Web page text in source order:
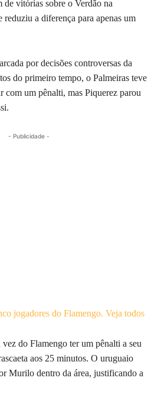
vitórias sobre o Verdão na
reduziu a diferença para apenas um
por decisões controversas da
do primeiro tempo, o Palmeiras teve
com um pênalti, mas Piquerez parou
- Publicidade -
jogadores do Flamengo. Veja todos
do Flamengo ter um pênalti a seu
aos 25 minutos. O uruguaio
Murilo dentro da área, justificando a